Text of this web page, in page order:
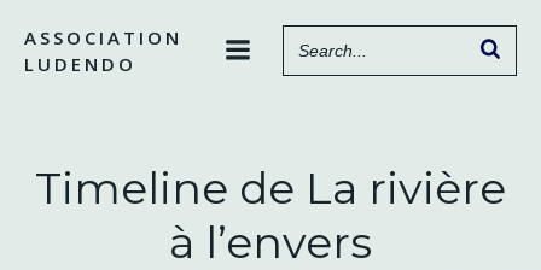
contenu
ASSOCIATION
LUDENDO
Timeline de La rivière
à l’envers